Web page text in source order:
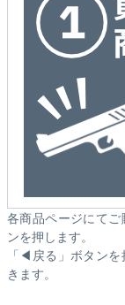
各商品ページにて
ンを押します。
「◀戻る」ボタン
きます。